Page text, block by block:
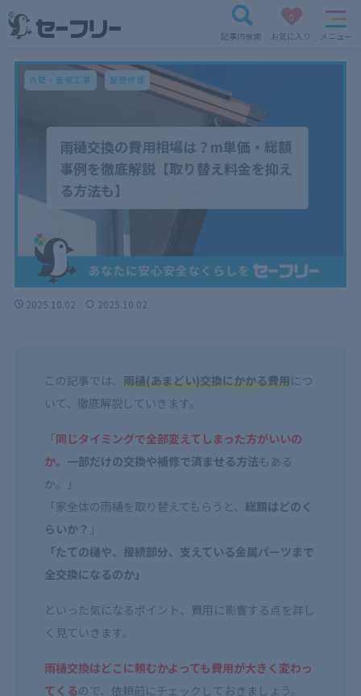
記事内検索
0
お気に入り
メニュー
雨樋交換の費用相場は？m単価・総額
事例を徹底解説【取り替え料金を抑え
る方法も】
外壁・屋根工事 屋根修理
2025.10.02 2025.10.02
この記事では、 雨樋(あまどい)交換にかかる費用につ
いて、徹底解説していきます。
「同じタイミングで全部変えてしまった方がいいの
か。 一部だけの交換や補修で済ませる方法もある
か。」
「家全体の雨樋を取り替えてもらうと、 総額はどのく
らいか？ 」
「たての樋や、接続部分、支えている金属パーツまで
全交換になるのか」
といった気になるポイント、費用に影響する点を詳し
く見ていきます。
雨樋交換はどこに頼むかよっても費用が大きく変わっ
てくるので、依頼前にチェックしておきましょう。